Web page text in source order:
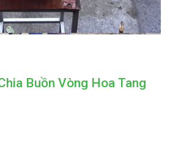
Buồn Vòng Hoa Tang